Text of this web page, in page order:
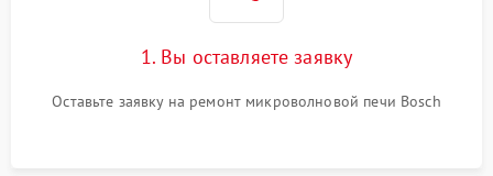
2200 ₽
Не работают сенсорные1. Вы оставляете заявку
Оставьте заявку на ремонт микроволновой печи Bosch